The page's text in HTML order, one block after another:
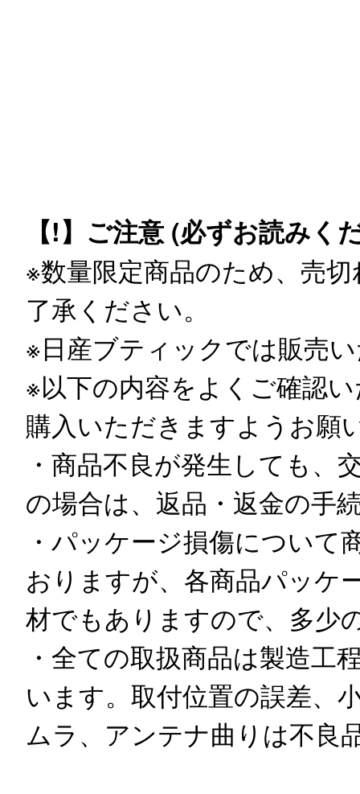
【!】ご注意 (必ずお読みく
※数量限定商品のため、売
了承ください。
※日産ブティックでは販売
※以下の内容をよくご確認
購入いただきますようお願
・商品不良が発生しても、
の場合は、返品・返金の手
・パッケージ損傷について
おりますが、各商品パッケ
材でもありますので、多少
・全ての取扱商品は製造工
います。取付位置の誤差、
ムラ、アンテナ曲りは不良